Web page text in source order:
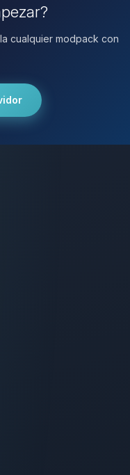
cualquier modpack con